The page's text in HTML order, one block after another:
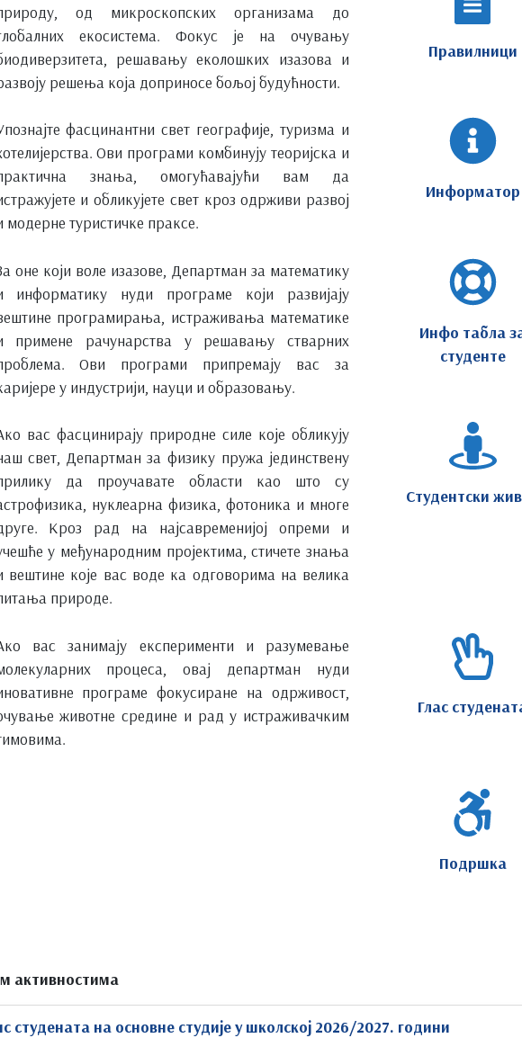
од микроскопских организама до
екосистема. Фокус је на очувању
решавању еколошких изазова и
решења која доприносе бољој будућности.
Правилници
фасцинантни свет географије, туризма и
Ови програми комбинују теоријска и
знања, омогућавајући вам да
и обликујете свет кроз одрживи развој
модерне туристичке праксе.
Информатор
оне који воле изазове, Департман за математику
информатику нуди програме који развијају
програмирања, истраживања математике
примене рачунарства у решавању стварних
Ови програми припремају вас за
у индустрији, науци и образовању.
Инфо табла
студенте
вас фасцинирају природне силе које обликују
свет, Департман за физику пружа јединствену
да проучавате области као што су
нуклеарна физика, фотоника и многе
Кроз рад на најсавременијој опреми и
у међународним пројектима, стичете знања
вештине које вас воде ка одговорима на велика
природе.
Студентски
вас занимају експерименти и разумевање
процеса, овај департман нуди
програме фокусиране на одрживост,
животне средине и рад у истраживачким
Глас
Подршка
активностима
студената на основне студије у школској 2026/2027. години